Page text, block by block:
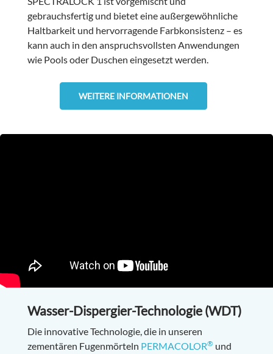
gebrauchsfertig und bietet eine außergewöhnliche
Haltbarkeit und hervorragende Farbkonsistenz – es
kann auch in den anspruchsvollsten Anwendungen
wie Pools oder Duschen eingesetzt werden.
WEITERE INFORMATIONEN
Wasser-Dispergier-Technologie (WDT)
Die innovative Technologie, die in unseren
zementären Fugenmörteln PERMACOLOR® und